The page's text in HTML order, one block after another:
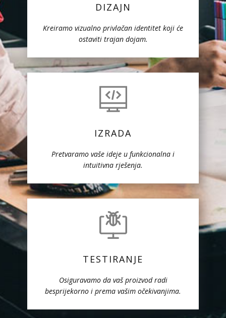
DIZAJN
Kreiramo vizualno privlačan identitet koji će
ostaviti trajan dojam.
IZRADA
Pretvaramo vaše ideje u funkcionalna i
intuitivna rješenja.
TESTIRANJE
Osiguravamo da vaš proizvod radi
besprijekorno i prema vašim očekivanjima.